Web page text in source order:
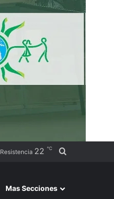
Resistencia 22 ℃ Buscar por
Mas Secciones